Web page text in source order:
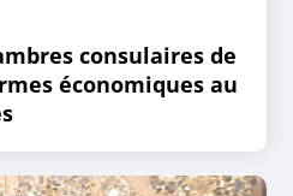
consulaires de
économiques au